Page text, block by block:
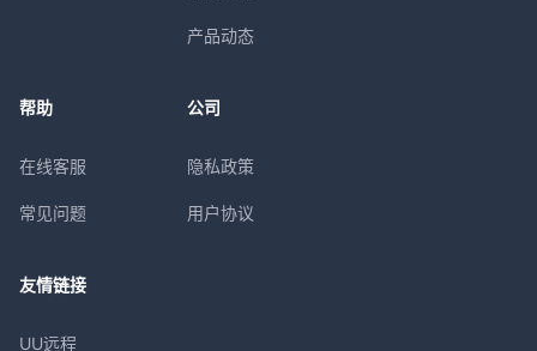
产品动态
帮助
在线客服
常见问题
公司
隐私政策
用户协议
友情链接
UU远程